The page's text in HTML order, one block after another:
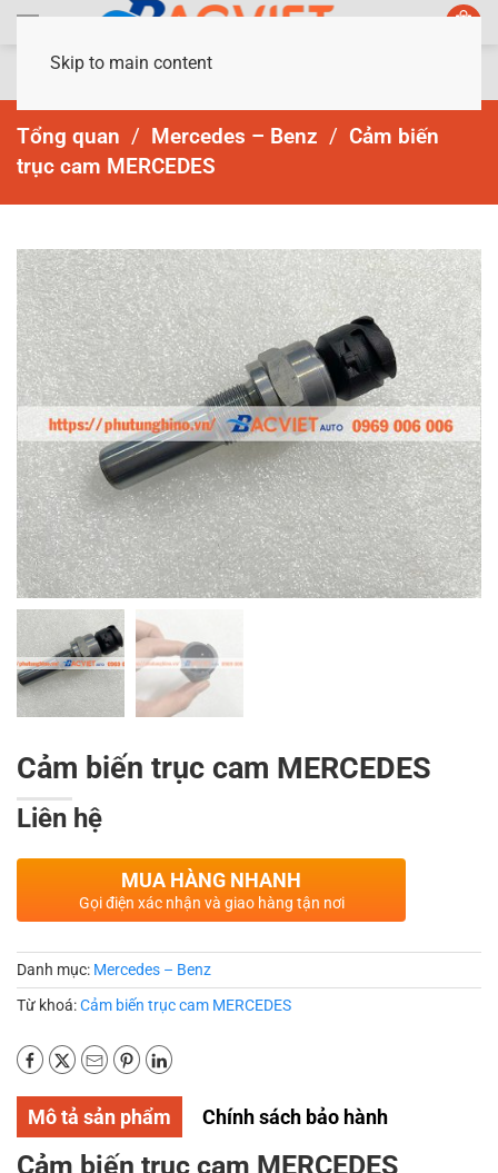
Skip to main content
Tổng quan Mercedes – Benz
Cảm biến
trục cam MERCEDES
Cảm biến trục cam MERCEDES
Liên hệ
MUA HÀNG NHANH
Gọi điện xác nhận và giao hàng tận nơi
Danh mục: Mercedes – Benz
Từ khoá:Cảm biến trục cam MERCEDES
Mô tả sản phẩm Chính sách bảo hành
Cảm biến trục cam MERCEDES